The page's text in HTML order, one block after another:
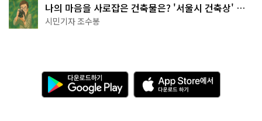
나의 마음을 사로잡은 건축물은? '서울시 건축상' 수
상작 공개!
시민기자 조수봉
다
운
로
A
p
p